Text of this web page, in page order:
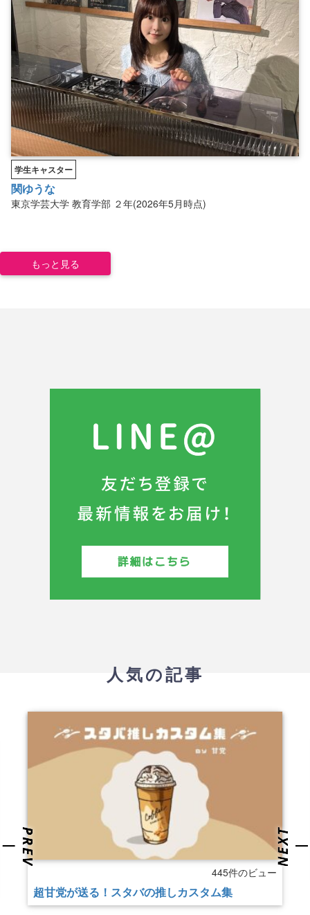
学生キャスター
関ゆうな
東京学芸大学 教育学部 ２年(2026年5月時点)
もっと見る
人気の記事
445件のビュー
超甘党が送る！スタバの推しカスタム集